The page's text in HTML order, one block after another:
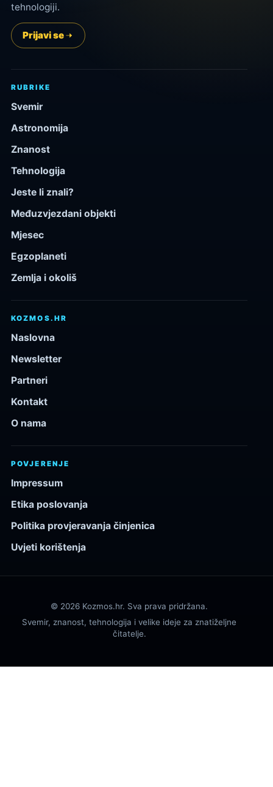
tehnologiji.
Prijavi se
RUBRIKE
Svemir
Astronomija
Znanost
Tehnologija
Jeste li znali?
Međuzvjezdani objekti
Mjesec
Egzoplaneti
Zemlja i okoliš
KOZMOS.HR
Naslovna
Newsletter
Partneri
Kontakt
O nama
POVJERENJE
Impressum
Etika poslovanja
Politika provjeravanja činjenica
Uvjeti korištenja
© 2026 Kozmos.hr. Sva prava pridržana.
Svemir, znanost, tehnologija i velike ideje za znatiželjne
čitatelje.